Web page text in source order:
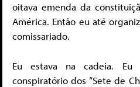
oitava emenda da
América. Então eu até
comissariado.
Eu estava na cadeia. Eu
conspiratório dos “Sete de